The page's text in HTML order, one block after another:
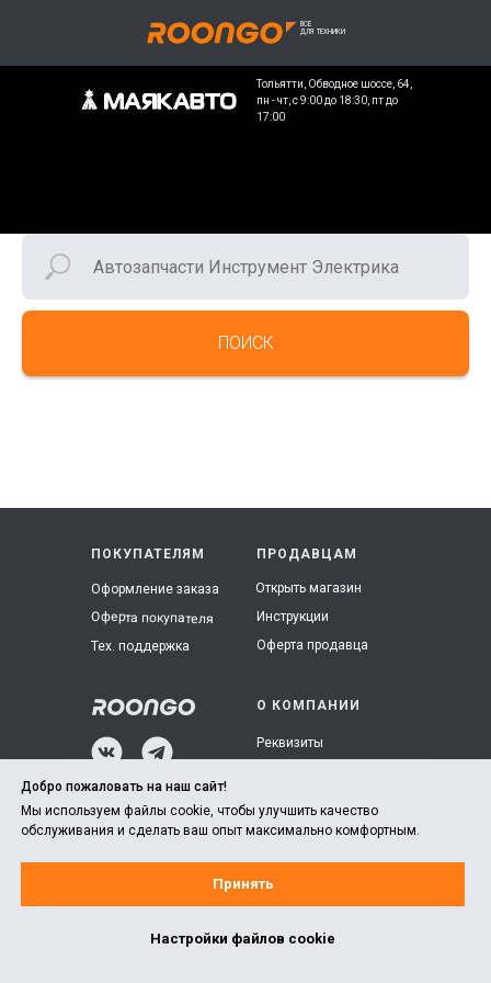
Тольятти, Обводное шоссе, 64,
пн - чт, с 9:00 до 18:30, пт до
17:00
ПОИСК
Добро пожаловать на наш сайт!
Мы используем файлы cookie, чтобы улучшить качество
обслуживания и сделать ваш опыт максимально комфортным.
Принять
Настройки файлов cookie
ПРОДАВЦАМ
Оферта продавца
Инструкции
Открыть магазин
ПОКУПАТЕЛЯМ
Тех. поддержка
Оферта покупателя
Оформление заказа
О КОМПАНИИ
Реквизиты
© ООО “Рунго”
LLC ROONGO
Made on Tilda